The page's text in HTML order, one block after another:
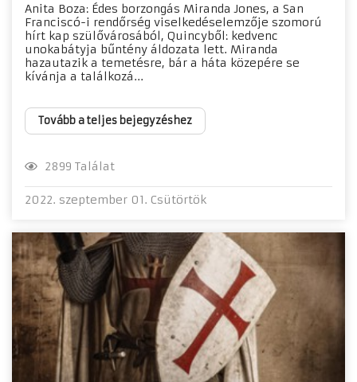
Anita Boza: Édes borzongás Miranda Jones, a San
Franciscó-i rendőrség viselkedéselemzője szomorú
hírt kap szülővárosából, Quincyből: kedvenc
unokabátyja bűntény áldozata lett. Miranda
hazautazik a temetésre, bár a háta közepére se
kívánja a találkozá...
Tovább a teljes bejegyzéshez
2899 Találat
2022. szeptember 01. Csütörtök